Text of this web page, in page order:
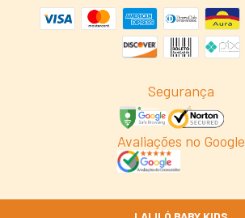
Segurança
Avaliações no Google